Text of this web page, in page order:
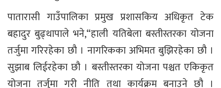
पातारासी गाउँपालिका प्रमुख प्रशासकिय अधिकृत टेक
बहादुर बुढ्थापाले भने,“हाली यतिबेला बस्तीस्तरका योजना
तर्जुमा गरिरहेका छौ । नागरिकका अभिमत बुझिरहेका छौ ।
सुझाब लिईरहेका छौ । बस्तीस्तरका योजना पश्चत एकिकृत
योजना तर्जुमा गरी नीति तथा कार्यक्रम बनाउने छौ ।